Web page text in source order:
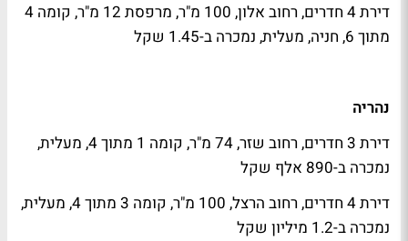
דירת 4 חדרים, רחוב אלון, 100 מ"ר, מרפסת 12 מ"ר, קומה 4
מתוך 6, חניה, מעלית, נמכרה ב-1.45 שקל
נהריה
דירת 3 חדרים, רחוב שזר, 74 מ"ר, קומה 1 מתוך 4, מעלית,
נמכרה ב-890 אלף שקל
דירת 4 חדרים, רחוב הרצל, 100 מ"ר, קומה 3 מתוך 4, מעלית,
נמכרה ב-1.2 מיליון שקל